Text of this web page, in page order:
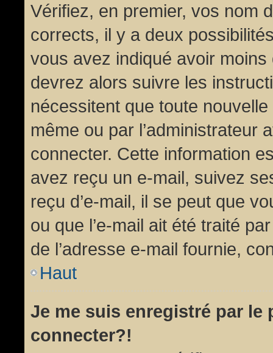
Vérifiez, en premier, vos nom
corrects, il y a deux
vous avez indiqué avoir
devrez alors suivre les
nécessitent que toute
même ou par l’administrateur
connecter. Cette information
avez reçu un e-mail, suivez
reçu d’e-mail, il se peut que
ou que l’e-mail ait été traité
de l’adresse e-mail fournie,
Haut
Je me suis enregistré par le
connecter?!